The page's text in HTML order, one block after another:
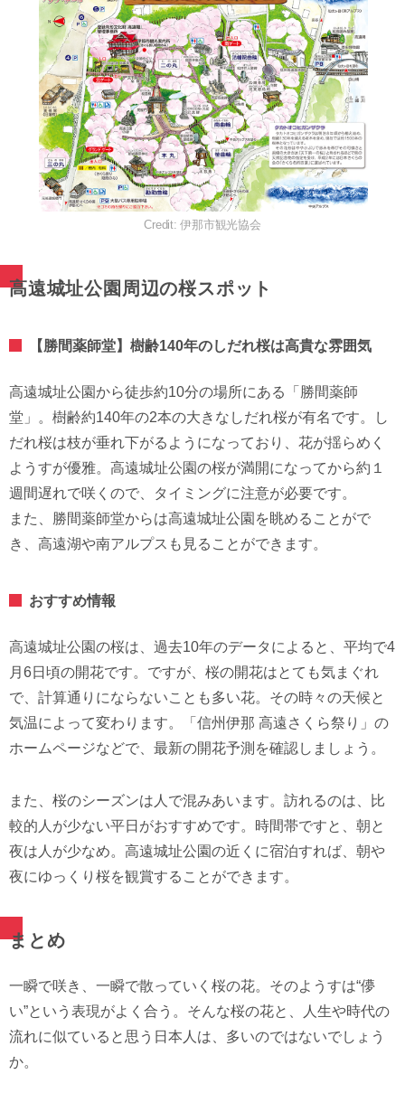
Credit: 伊那市観光協会
高遠城址公園周辺の桜スポット
【勝間薬師堂】樹齢140年のしだれ桜は高貴な雰囲気
高遠城址公園から徒歩約10分の場所にある「勝間薬師
堂」。樹齢約140年の2本の大きなしだれ桜が有名です。し
だれ桜は枝が垂れ下がるようになっており、花が揺らめく
ようすが優雅。高遠城址公園の桜が満開になってから約１
週間遅れで咲くので、タイミングに注意が必要です。
また、勝間薬師堂からは高遠城址公園を眺めることがで
き、高遠湖や南アルプスも見ることができます。
おすすめ情報
高遠城址公園の桜は、過去10年のデータによると、平均で4
月6日頃の開花です。ですが、桜の開花はとても気まぐれ
で、計算通りにならないことも多い花。その時々の天候と
気温によって変わります。「信州伊那 高遠さくら祭り」の
ホームページなどで、最新の開花予測を確認しましょう。
また、桜のシーズンは人で混みあいます。訪れるのは、比
較的人が少ない平日がおすすめです。時間帯ですと、朝と
夜は人が少なめ。高遠城址公園の近くに宿泊すれば、朝や
夜にゆっくり桜を観賞することができます。
まとめ
一瞬で咲き、一瞬で散っていく桜の花。そのようすは“儚
い”という表現がよく合う。そんな桜の花と、人生や時代の
流れに似ていると思う日本人は、多いのではないでしょう
か。